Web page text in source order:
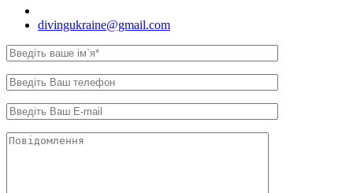
divingukraine@gmail.com